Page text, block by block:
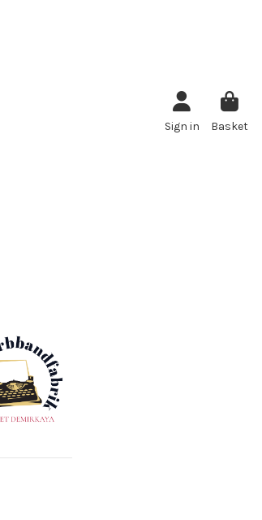
Sign in Basket